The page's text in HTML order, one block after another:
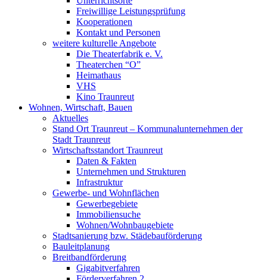
Freiwillige Leistungsprüfung
Kooperationen
Kontakt und Personen
weitere kulturelle Angebote
Die Theaterfabrik e. V.
Theaterchen “O”
Heimathaus
VHS
Kino Traunreut
Wohnen, Wirtschaft, Bauen
Aktuelles
Stand Ort Traunreut – Kommunalunternehmen der
Stadt Traunreut
Wirtschaftsstandort Traunreut
Daten & Fakten
Unternehmen und Strukturen
Infrastruktur
Gewerbe- und Wohnflächen
Gewerbegebiete
Immobiliensuche
Wohnen/Wohnbaugebiete
Stadtsanierung bzw. Städebauförderung
Bauleitplanung
Breitbandförderung
Gigabitverfahren